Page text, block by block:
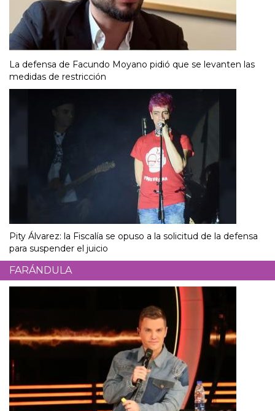
La defensa de Facundo Moyano pidió que se levanten las
medidas de restricción
Pity Álvarez: la Fiscalía se opuso a la solicitud de la defensa
para suspender el juicio
FARÁNDULA